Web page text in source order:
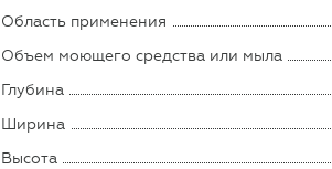
Область применения
Объем моющего средства или мыла
Глубина
Ширина
Высота